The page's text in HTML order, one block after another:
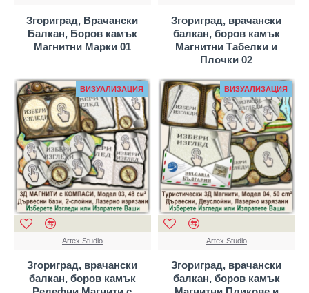
Згориград, Врачански
Балкан, Боров камък
Магнитни Марки 01
Згориград, врачански
балкан, боров камък
Магнитни Табелки и
Плочки 02
ВИЗУАЛИЗАЦИЯ
Artex Studio
Згориград, врачански
балкан, боров камък
ВИЗУАЛИЗАЦИЯ
Artex Studio
Згориград, врачански
балкан, боров камък